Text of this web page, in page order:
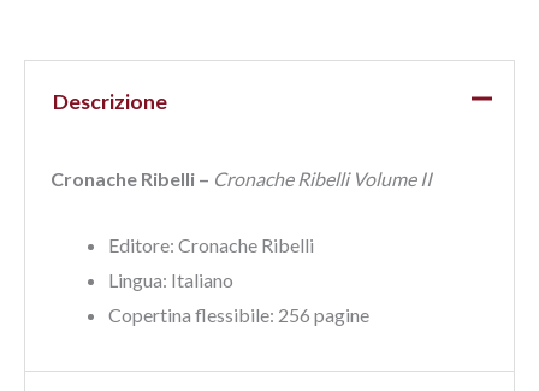
Descrizione
Cronache Ribelli – Cronache Ribelli Volume II
Editore: Cronache Ribelli
Lingua:‎ Italiano
Copertina flessibile: 256 pagine